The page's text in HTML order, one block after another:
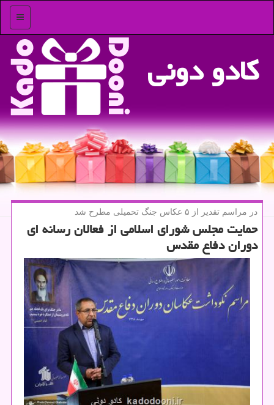
منو
كادو دونی
در مراسم تقدیر از ۵ عكاس جنگ تحمیلی مطرح شد
حمایت مجلس شورای اسلامی از فعالان رسانه ای
دوران دفاع مقدس